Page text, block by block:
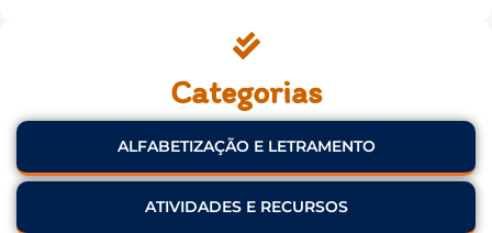
Categorias
ALFABETIZAÇÃO E LETRAMENTO
ATIVIDADES E RECURSOS